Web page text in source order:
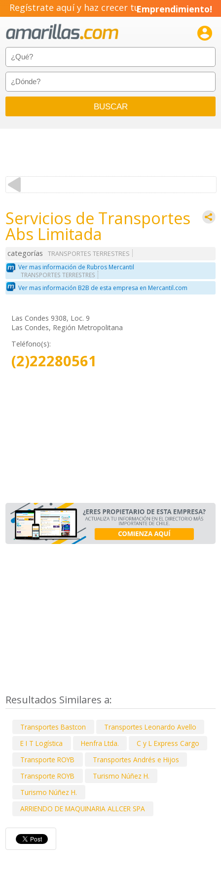
Regístrate aquí y haz crecer tuEmprendimiento!

Servicios de Transportes
Abs Limitada
categorías
TRANSPORTES TERRESTRES
Ver mas información de Rubros Mercantil
TRANSPORTES TERRESTRES
Ver mas información B2B de esta empresa en Mercantil.com
Las Condes 9308, Loc. 9
Las Condes, Región Metropolitana
Teléfono(s):
(2)22280561
Resultados Similares a:
Transportes Bastcon
Transportes Leonardo Avello
E I T Logística
Henfra Ltda.
C y L Express Cargo
Transporte ROYB
Transportes Andrés e Hijos
Transporte ROYB
Turismo Núñez H.
Turismo Núñez H.
ARRIENDO DE MAQUINARIA ALLCER SPA